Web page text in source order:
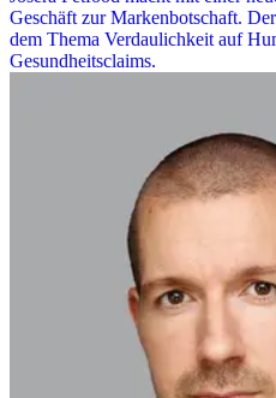
Geschäft zur Markenbotschaft.
dem Thema Verdaulichkeit auf
Gesundheitsclaims.